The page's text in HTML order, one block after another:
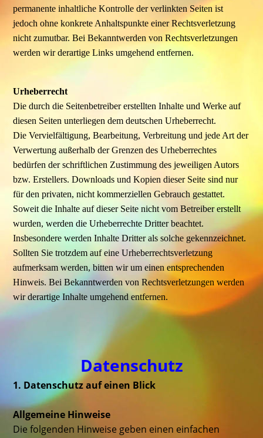
permanente inhaltliche Kontrolle der verlinkten Seiten ist
jedoch ohne konkrete Anhaltspunkte einer Rechtsverletzung
nicht zumutbar. Bei Bekanntwerden von Rechtsverletzungen
werden wir derartige Links umgehend entfernen.
Urheberrecht
Die durch die Seitenbetreiber erstellten Inhalte und Werke auf
diesen Seiten unterliegen dem deutschen Urheberrecht.
Die Vervielfältigung, Bearbeitung, Verbreitung und jede Art der
Verwertung außerhalb der Grenzen des Urheberrechtes
bedürfen der schriftlichen Zustimmung des jeweiligen Autors
bzw. Erstellers. Downloads und Kopien dieser Seite sind nur
für den privaten, nicht kommerziellen Gebrauch gestattet.
Soweit die Inhalte auf dieser Seite nicht vom Betreiber erstellt
wurden, werden die Urheberrechte Dritter beachtet.
Insbesondere werden Inhalte Dritter als solche gekennzeichnet.
Sollten Sie trotzdem auf eine Urheberrechtsverletzung
aufmerksam werden, bitten wir um einen entsprechenden
Hinweis. Bei Bekanntwerden von Rechtsverletzungen werden
wir derartige Inhalte umgehend entfernen.
Datenschutz
1. Datenschutz auf einen Blick
Allgemeine Hinweise
Die folgenden Hinweise geben einen einfachen